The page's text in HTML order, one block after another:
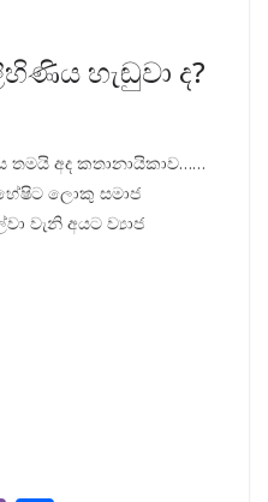
හැඬුවා ද?
තමයි අද කතානායිකාව……
ලොකු සමාජ
වැනි අයට ව්‍යාජ